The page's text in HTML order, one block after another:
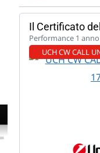
Il Certificato
Performance 1 anno
UCH CW CALL